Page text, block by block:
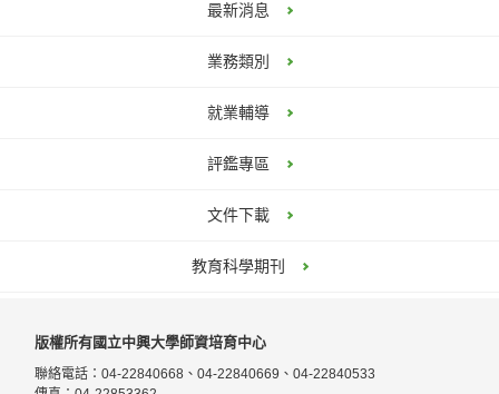
最新消息
業務類別
就業輔導
評鑑專區
文件下載
教育科學期刊
版權所有國立中興大學師資培育中心
聯絡電話：04-22840668、04-22840669、04-22840533